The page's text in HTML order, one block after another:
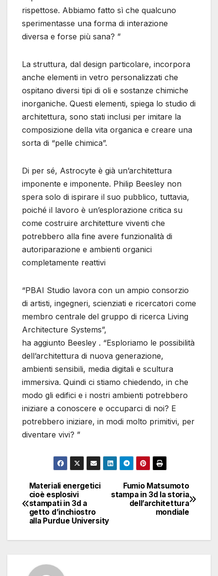
rispettose. Abbiamo fatto sì che qualcuno
sperimentasse una forma di interazione
diversa e forse più sana? ”
La struttura, dal design particolare, incorpora
anche elementi in vetro personalizzati che
ospitano diversi tipi di oli e sostanze chimiche
inorganiche. Questi elementi, spiega lo studio di
architettura, sono stati inclusi per imitare la
composizione della vita organica e creare una
sorta di “pelle chimica”.
Di per sé, Astrocyte è già un’architettura
imponente e imponente. Philip Beesley non
spera solo di ispirare il suo pubblico, tuttavia,
poiché il lavoro è un’esplorazione critica su
come costruire architetture viventi che
potrebbero alla fine avere funzionalità di
autoriparazione e ambienti organici
completamente reattivi
“PBAI Studio lavora con un ampio consorzio
di artisti, ingegneri, scienziati e ricercatori come
membro centrale del gruppo di ricerca Living
Architecture Systems”,
ha aggiunto Beesley . “Esploriamo le possibilità
dell’architettura di nuova generazione,
ambienti sensibili, media digitali e scultura
immersiva. Quindi ci stiamo chiedendo, in che
modo gli edifici e i nostri ambienti potrebbero
iniziare a conoscere e occuparci di noi? E
potrebbero iniziare, in modi molto primitivi, per
diventare vivi? ”
Navigazione
articoli
Fumio Matsumoto
stampa in 3d la storia
dell’architettura
mondiale
Materiali energetici
cioè esplosivi
stampati in 3d a
getto d’inchiostro
alla Purdue University